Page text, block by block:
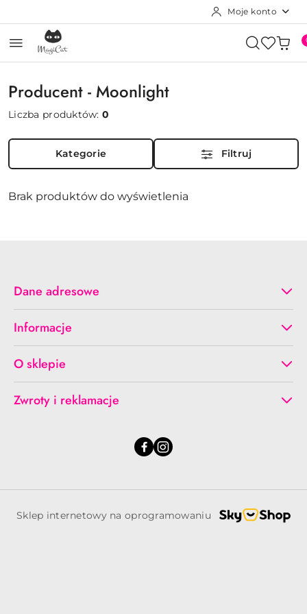
Moje konto
Producent - Moonlight
Liczba produktów:0
Kategorie Filtruj
Brak produktów do wyświetlenia
Dane adresowe
Informacje
O sklepie
Zwroty i reklamacje
Sklep internetowy na oprogramowaniu